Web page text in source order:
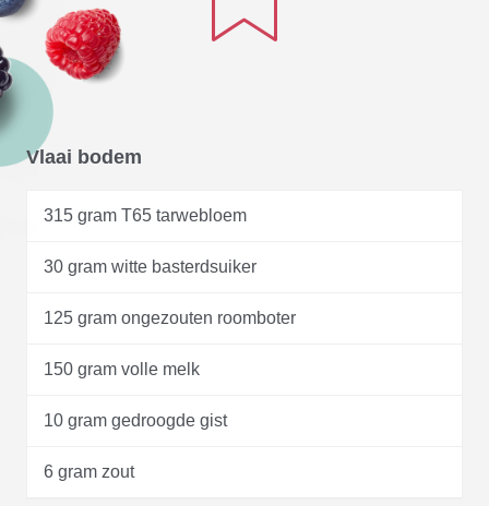
Vlaai bodem
315 gram T65 tarwebloem
30 gram witte basterdsuiker
125 gram ongezouten roomboter
150 gram volle melk
10 gram gedroogde gist
6 gram zout